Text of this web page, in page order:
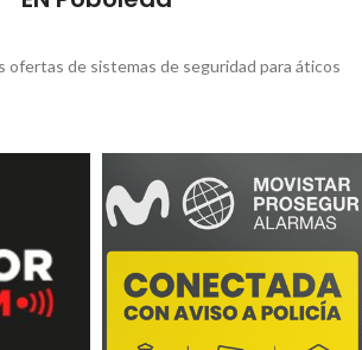
ofertas de sistemas de seguridad para áticos